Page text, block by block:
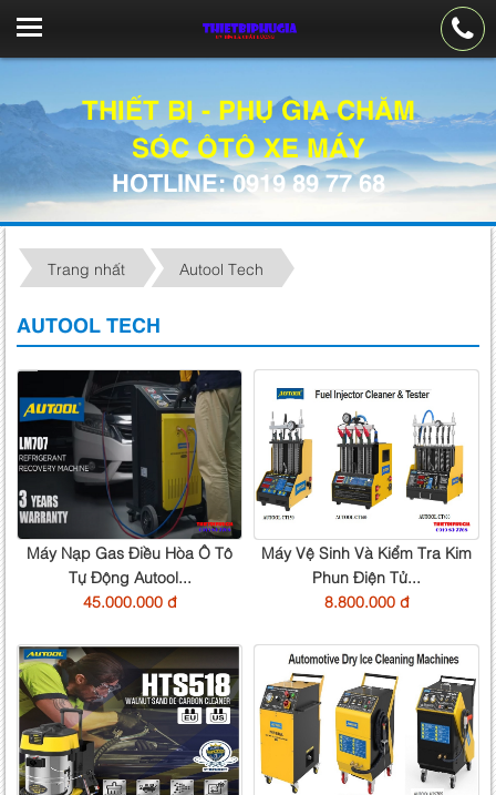
THIẾT BỊ - PHỤ GIA CHĂM
SÓC ÔTÔ XE MÁY
HOTLINE: 0919 89 77 68
Trang nhất Autool Tech
AUTOOL TECH
Máy Nạp Gas Điều Hòa Ô Tô
Tự Động Autool...
45.000.000 đ
Máy Vệ Sinh Và Kiểm Tra Kim
Phun Điện Tử...
8.800.000 đ